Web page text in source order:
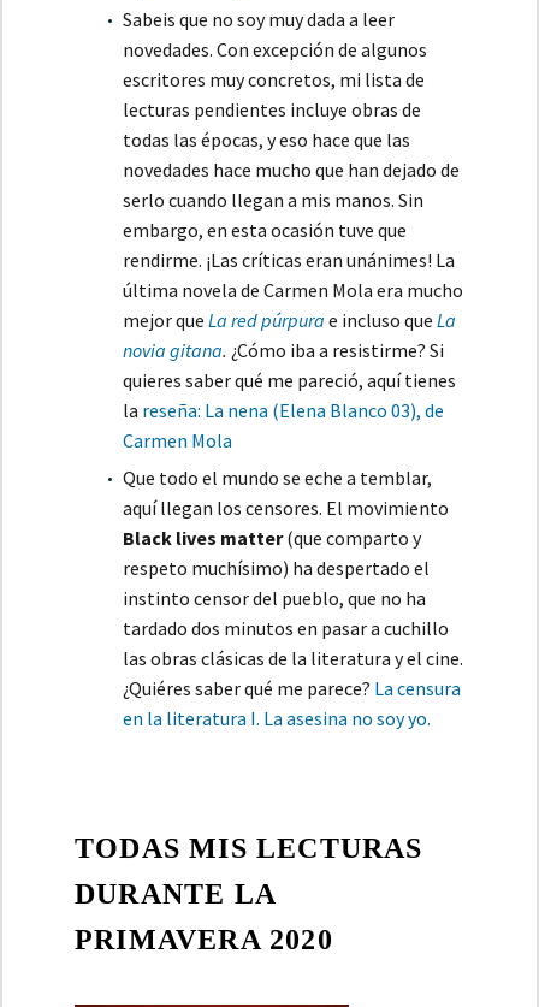
Sabeis que no soy muy dada a leer
novedades. Con excepción de algunos
escritores muy concretos, mi lista de
lecturas pendientes incluye obras de
todas las épocas, y eso hace que las
novedades hace mucho que han dejado de
serlo cuando llegan a mis manos. Sin
embargo, en esta ocasión tuve que
rendirme. ¡Las críticas eran unánimes! La
última novela de Carmen Mola era mucho
mejor que La red púrpura e incluso que La
novia gitana. ¿Cómo iba a resistirme? Si
quieres saber qué me pareció, aquí tienes
la reseña: La nena (Elena Blanco 03), de
Carmen Mola
Que todo el mundo se eche a temblar,
aquí llegan los censores. El movimiento
Black lives matter(que comparto y
respeto muchísimo) ha despertado el
instinto censor del pueblo, que no ha
tardado dos minutos en pasar a cuchillo
las obras clásicas de la literatura y el cine.
¿Quiéres saber qué me parece? La censura
en la literatura I. La asesina no soy yo.
TODAS MIS LECTURAS
DURANTE LA
PRIMAVERA 2020